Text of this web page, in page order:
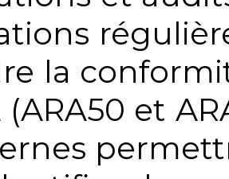
la
(ARA50 et